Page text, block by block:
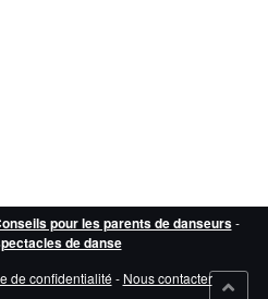
pour les parents de danseurs-
de danse
de confidentialité - Nous contacter